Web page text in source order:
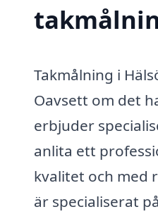
Takmålning i
Oavsett om det
erbjuder
anlita ett
kvalitet och med
är specialiserat